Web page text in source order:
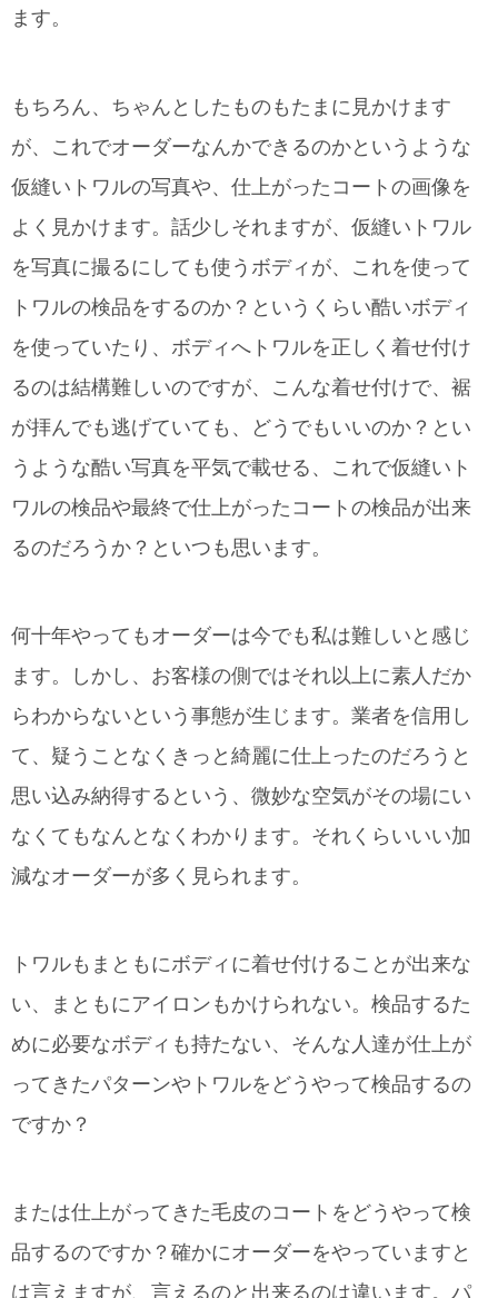
ます。
もちろん、ちゃんとしたものもたまに見かけます
が、これでオーダーなんかできるのかというような
仮縫いトワルの写真や、仕上がったコートの画像を
よく見かけます。話少しそれますが、仮縫いトワル
を写真に撮るにしても使うボディが、これを使って
トワルの検品をするのか？というくらい酷いボディ
を使っていたり、ボディへトワルを正しく着せ付け
るのは結構難しいのですが、こんな着せ付けで、裾
が拝んでも逃げていても、どうでもいいのか？とい
うような酷い写真を平気で載せる、これで仮縫いト
ワルの検品や最終で仕上がったコートの検品が出来
るのだろうか？といつも思います。
何十年やってもオーダーは今でも私は難しいと感じ
ます。しかし、お客様の側ではそれ以上に素人だか
らわからないという事態が生じます。業者を信用し
て、疑うことなくきっと綺麗に仕上ったのだろうと
思い込み納得するという、微妙な空気がその場にい
なくてもなんとなくわかります。それくらいいい加
減なオーダーが多く見られます。
トワルもまともにボディに着せ付けることが出来な
い、まともにアイロンもかけられない。検品するた
めに必要なボディも持たない、そんな人達が仕上が
ってきたパターンやトワルをどうやって検品するの
ですか？
または仕上がってきた毛皮のコートをどうやって検
品するのですか？確かにオーダーをやっていますと
は言えますが、言えるのと出来るのは違います。パ